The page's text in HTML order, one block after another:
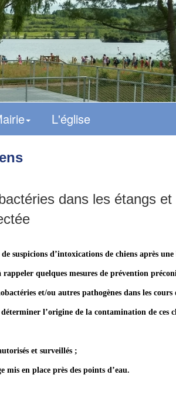
L'église
dans les étangs
suspicions d’intoxications de chiens après
quelques mesures de prévention
et/ou autres pathogènes dans les cours
l’origine de la contamination de ces
et surveillés ;
mis en place près des points d’eau.